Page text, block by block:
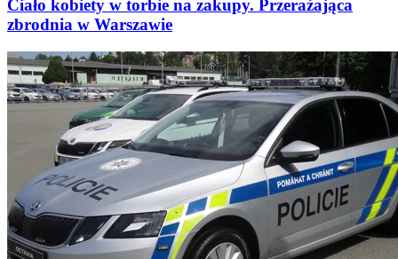
Ciało kobiety w torbie na zakupy. Przerażająca
zbrodnia w Warszawie